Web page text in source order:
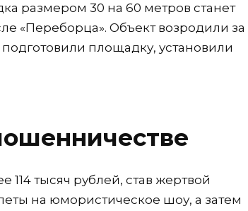
размером 30 на 60 метров станет
«Переборца». Объект возродили за
площадку, установили
тысяч рублей, став жертвой
на юмористическое шоу, а затем